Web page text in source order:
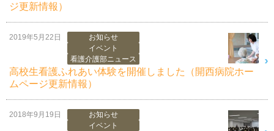
ジ更新情報）
2019年5月22日
お知らせ
イベント
看護介護部ニュース
高校生看護ふれあい体験を開催しました（開西病院ホー
ムページ更新情報）
2018年9月19日
お知らせ
イベント